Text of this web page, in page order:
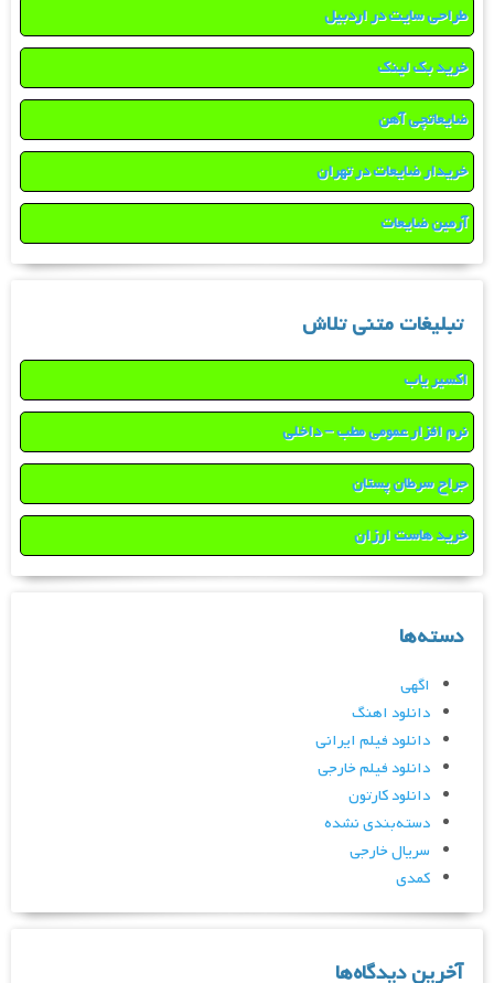
طراحی سایت در اردبیل
خرید بک لینک
ضایعاتچی آهن
خریدار ضایعات در تهران
آرمین ضایعات
تبلیغات متنی تلاش
اکسیر یاب
نرم افزار عمومی مطب – داخلی
جراح سرطان پستان
خرید هاست ارزان
دسته‌ها
اگهی
دانلود اهنگ
دانلود فیلم ایرانی
دانلود فیلم خارجی
دانلود کارتون
دسته‌بندی نشده
سریال خارجی
کمدی
آخرین دیدگاه‌ها